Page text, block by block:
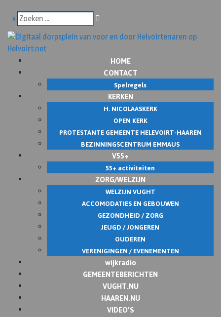
x
HOME
CONTACT
Spelregels
KERKEN
H. NICOLAASKERK
OPEN KERK
PROTESTANTE GEMEENTE HELEVOIRT-HAAREN
BEZINNINGSCENTRUM EMMAUS
V55+
55+ activiteiten
ZORG/WELZIJN
WELZIJN VUGHT
ACCOMODATIES EN GEBOUWEN
GEZONDHEID / ZORG
JEUGD / JONGEREN
OUDEREN
VERENIGINGEN / EVENEMENTEN
wijkradio
GEMEENTEBERICHTEN
VUGHT.NU
HAAREN.NU
VIDEO’S